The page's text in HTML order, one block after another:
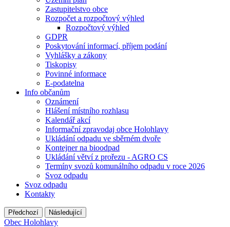
Zastupitelstvo obce
Rozpočet a rozpočtový výhled
Rozpočtový výhled
GDPR
Poskytování informací, příjem podání
Vyhlášky a zákony
Tiskopisy
Povinné informace
E-podatelna
Info občanům
Oznámení
Hlášení místního rozhlasu
Kalendář akcí
Informační zpravodaj obce Holohlavy
Ukládání odpadu ve sběrném dvoře
Kontejner na bioodpad
Ukládání větví z prořezu - AGRO CS
Termíny svozů komunálního odpadu v roce 2026
Svoz odpadu
Svoz odpadu
Kontakty
Předchozí Následující
Obec Holohlavy